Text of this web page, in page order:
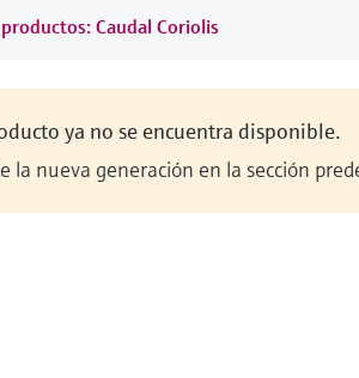
Caudal Coriolis
ya no se encuentra disponible.
la nueva generación en la sección